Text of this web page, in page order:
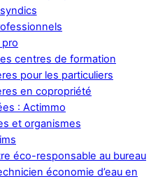
centres de formation
pour les particuliers
en copropriété
: Actimmo
et organismes
éco-responsable au bureau
économie d’eau en